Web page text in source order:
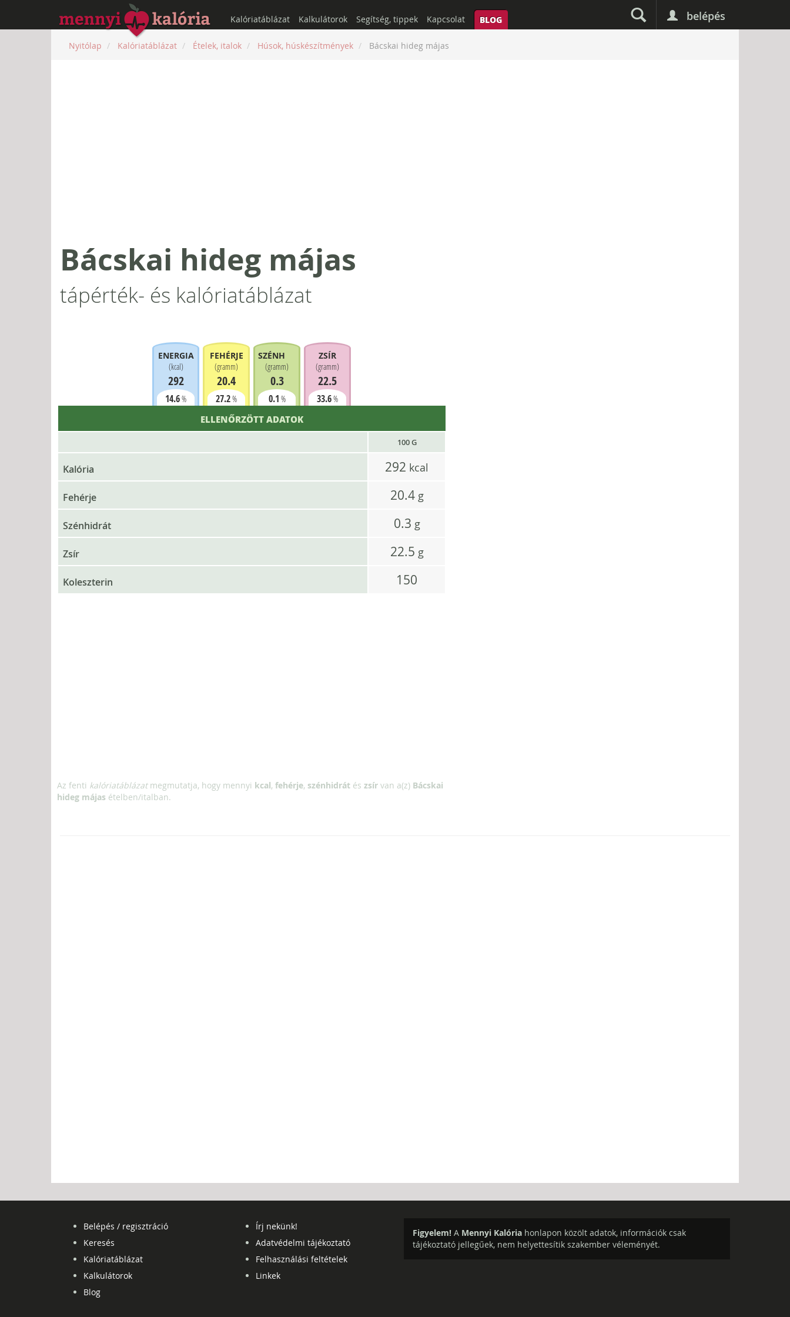
belépés
Kalóriatáblázat Kalkulátorok Segítség, tippek Kapcsolat BLOG
Nyitólap Kalóriatáblázat Ételek, italok Húsok, húskészítmények Bácskai hideg májas
Bácskai hideg májas
tápérték- és kalóriatáblázat
ENERGIA
(kcal)
292
14.6%
FEHÉRJE
(gramm)
20.4
27.2%
SZÉNHIDRÁT
(gramm)
0.3
0.1 %
ZSÍR
(gramm)
22.5
33.6%
ELLENŐRZÖTT ADATOK
100 G
Kalória 292 kcal
Fehérje 20.4 g
Szénhidrát 0.3 g
Zsír 22.5 g
Koleszterin 150
Az fenti kalóriatáblázatmegmutatja, hogy mennyi kcal, fehérje, szénhidrát és zsír van a(z) Bácskai
hideg májas ételben/italban.
Belépés / regisztráció
Keresés
Kalóriatáblázat
Kalkulátorok
Blog
Írj nekünk!
Adatvédelmi tájékoztató
Felhasználási feltételek
Linkek
Figyelem! A Mennyi Kalória honlapon közölt adatok, információk csak
tájékoztató jellegűek, nem helyettesítik szakember véleményét.